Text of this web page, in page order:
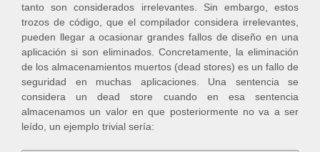
tanto son considerados irrelevantes. Sin embargo, estos
trozos de código, que el compilador considera irrelevantes,
pueden llegar a ocasionar grandes fallos de diseño en una
aplicación si son eliminados. Concretamente, la eliminación
de los almacenamientos muertos (dead stores) es un fallo de
seguridad en muchas aplicaciones. Una sentencia se
considera un dead store cuando en esa sentencia
almacenamos un valor en que posteriormente no va a ser
leído, un ejemplo trivial sería: